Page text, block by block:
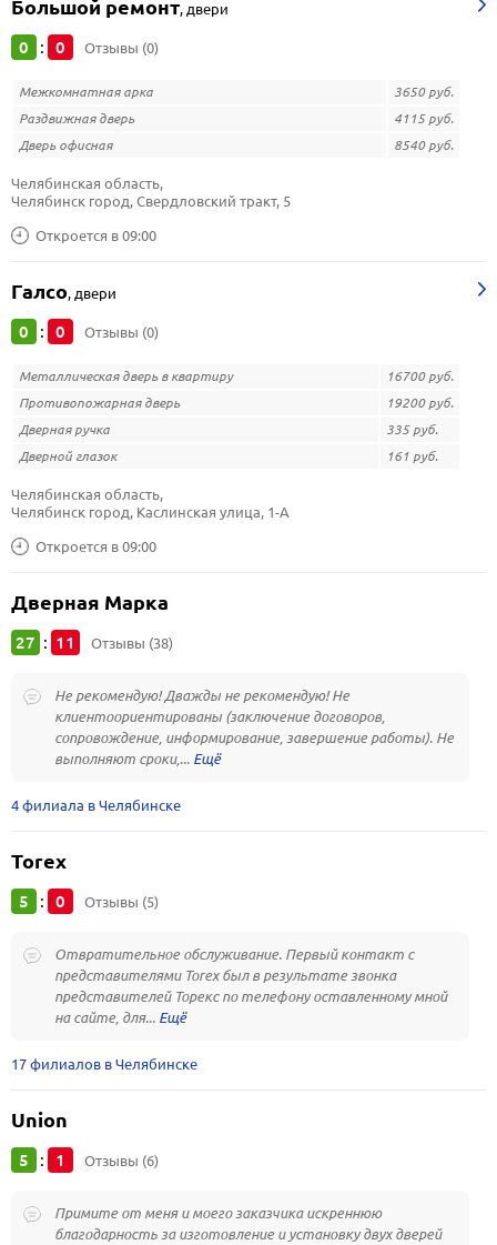
Большой ремонт, двери
0 : 0 Отзывы (0)
Межкомнатная арка
3650 руб.
Раздвижная дверь
4115 руб.
Дверь офисная
8540 руб.
Откроется в 09:00
Челябинская область,
Челябинск город, Свердловский тракт, 5
Галсо, двери
0 : 0 Отзывы (0)
Металлическая дверь в квартиру
16700 руб.
Противопожарная дверь
19200 руб.
Дверная ручка
335 руб.
Дверной глазок
161 руб.
Откроется в 09:00
Челябинская область,
Челябинск город, Каслинская улица, 1-А
Дверная Марка
27 : 11 Отзывы (38)
Не рекомендую! Дважды не рекомендую! Не
клиентоориентированы (заключение договоров,
сопровождение, информирование, завершение работы). Не
выполняют сроки,...
4 филиала в Челябинске
Torex
5 : 0 Отзывы (5)
Отвратительное обслуживание. Первый контакт с
представителями Torex был в результате звонка
представителей Торекс по телефону оставленному мной
на сайте, для...
17 филиалов в Челябинске
Union
5 : 1 Отзывы (6)
Примите от меня и моего заказчика искреннюю
благодарность за изготовление и установку двух дверей